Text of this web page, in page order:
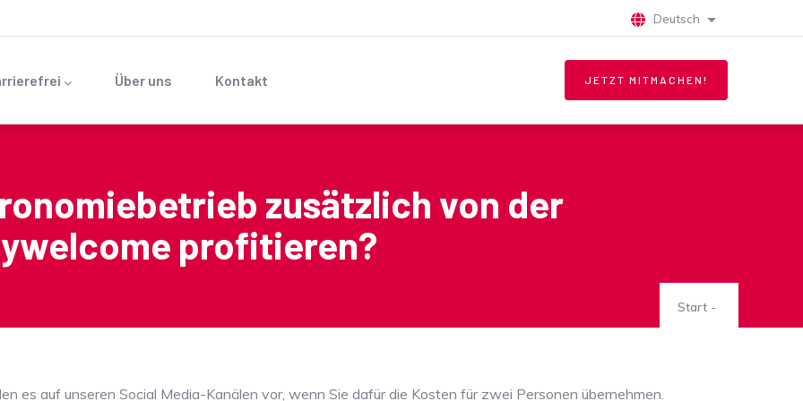
Deutsch Weitere
Über uns Kontakt JETZT MITMACHEN!
zusätzlich von der
profitieren?
Start -
es auf unseren Social Media-Kanälen vor, wenn Sie dafür die Kosten für zwei Personen übernehmen.